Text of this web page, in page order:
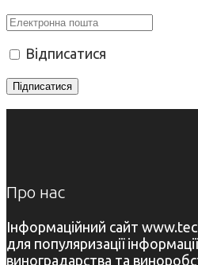
Відписатися
Про нас
Інформаційний сайт
для популяризації
виноградарства та